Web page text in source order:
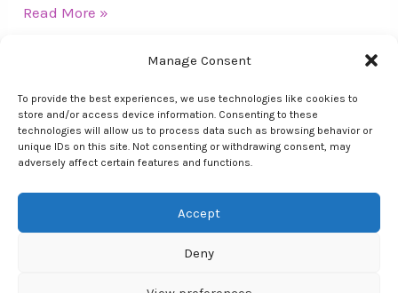
Manage Consent
To provide the best experiences, we use technologies like cookies to
store and/or access device information. Consenting to these
technologies will allow us to process data such as browsing behavior or
unique IDs on this site. Not consenting or withdrawing consent, may
adversely affect certain features and functions.
Accept
Deny
Read More »
Über mich
Impressum
Datenschutz